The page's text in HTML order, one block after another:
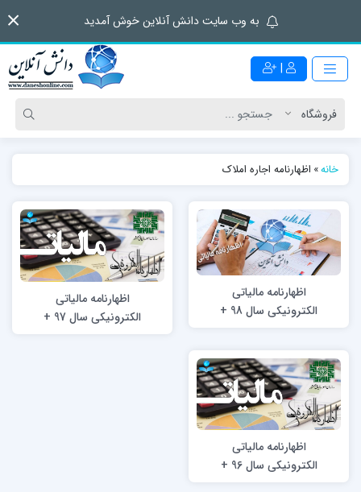
به وب سایت دانش آنلاین خوش آمدید
|
خانه» اظهارنامه اجاره املاک
اظهارنامه مالیاتی
الکترونیکی سال 98 +
راهنما
اظهارنامه مالیاتی
الکترونیکی سال 97 +
راهنما
اظهارنامه مالیاتی
الکترونیکی سال 96 +
راهنما